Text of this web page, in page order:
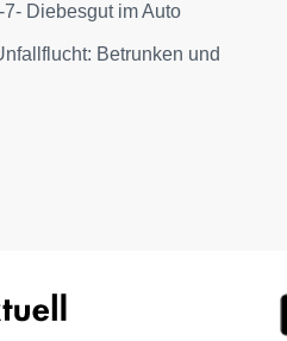
Diebesgut im Auto
Betrunken und